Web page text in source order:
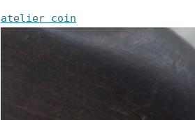
atelier coin